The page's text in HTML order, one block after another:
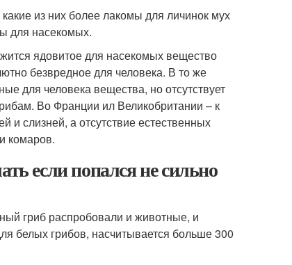
из них более лакомы для личинок мух
для насекомых.
ядовитое для насекомых вещество
безвредное для человека. В то же
для человека вещества, но отсутствует
Во Франции ил Великобритании – к
слизней, а отсутствие естественных
комаров.
если попался не сильно
гриб распробовали и животные, и
белых грибов, насчитывается больше 300